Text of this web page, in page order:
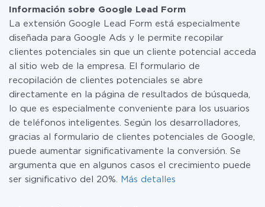
manera segura un plan de tarifa gratuita o cambiar a
uno de pago, si es necesario. Más detalles sobre
tarifas.
Omnicell
Información sobre Google Lead Form
La extensión Google Lead Form está especialmente
diseñada para Google Ads y le permite recopilar
clientes potenciales sin que un cliente potencial acceda
al sitio web de la empresa. El formulario de
recopilación de clientes potenciales se abre
directamente en la página de resultados de búsqueda,
lo que es especialmente conveniente para los usuarios
de teléfonos inteligentes. Según los desarrolladores,
gracias al formulario de clientes potenciales de Google,
puede aumentar significativamente la conversión. Se
argumenta que en algunos casos el crecimiento puede
ser significativo del 20%.
Más detalles